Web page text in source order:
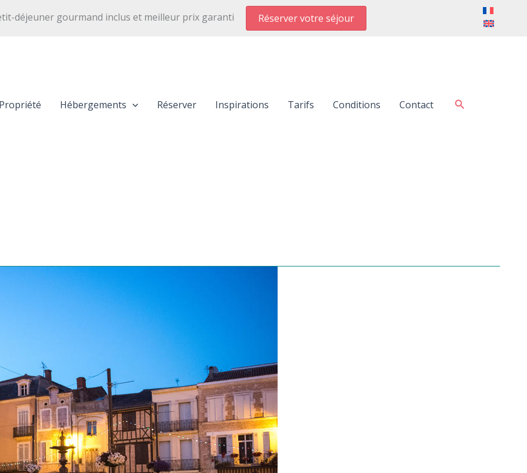
déjeuner gourmand inclus et meilleur prix garanti Réserver votre séjour
Hébergements Réserver Inspirations Tarifs Conditions Contact Rechercher